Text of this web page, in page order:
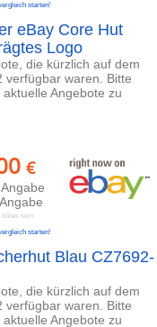
starten!
eBay Core Hut
Logo
die kürzlich auf dem
verfügbar waren. Bitte
Angebote zu
€
höher sein
starten!
Blau CZ7692-
die kürzlich auf dem
verfügbar waren. Bitte
Angebote zu